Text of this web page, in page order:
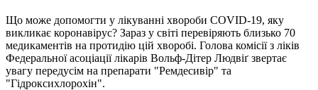
Що може допомогти у лікуванні хвороби COVID-19, яку
викликає коронавірус? Зараз у світі перевіряють близько 70
медикаментів на протидію цій хворобі. Голова комісії з ліків
Федеральної асоціації лікарів Вольф-Дітер Людвіґ звертає
увагу передусім на препарати "Ремдесивір" та
"Гідроксихлорохін".